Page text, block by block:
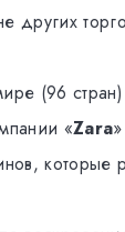
других
(96
«Zara